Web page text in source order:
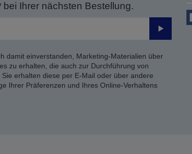
bei Ihrer nächsten Bestellung.
Senden
damit einverstanden, Marketing-Materialien über
zu erhalten, die auch zur Durchführung von
erhalten diese per E-Mail oder über andere
Ihrer Präferenzen und Ihres Online-Verhaltens